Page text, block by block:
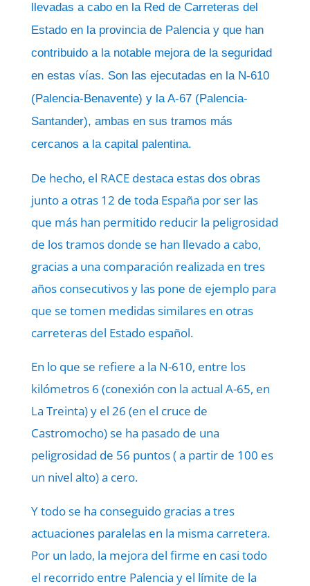
llevadas a cabo en la Red de Carreteras del
Estado en la provincia de Palencia y que han
contribuido a la notable mejora de la seguridad
en estas vías. Son las ejecutadas en la N-610
(Palencia-Benavente) y la A-67 (Palencia-
Santander), ambas en sus tramos más
cercanos a la capital palentina.
De hecho, el RACE destaca estas dos obras
junto a otras 12 de toda España por ser las
que más han permitido reducir la peligrosidad
de los tramos donde se han llevado a cabo,
gracias a una comparación realizada en tres
años consecutivos y las pone de ejemplo para
que se tomen medidas similares en otras
carreteras del Estado español.
En lo que se refiere a la N-610, entre los
kilómetros 6 (conexión con la actual A-65, en
La Treinta) y el 26 (en el cruce de
Castromocho) se ha pasado de una
peligrosidad de 56 puntos ( a partir de 100 es
un nivel alto) a cero.
Y todo se ha conseguido gracias a tres
actuaciones paralelas en la misma carretera.
Por un lado, la mejora del firme en casi todo
el recorrido entre Palencia y el límite de la